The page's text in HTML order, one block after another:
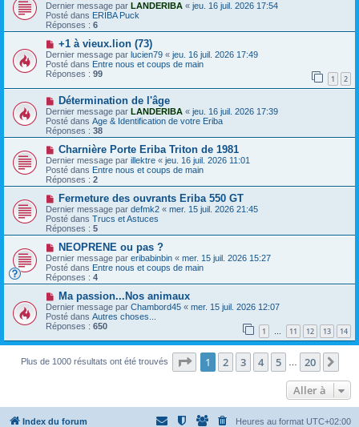
g
e
u
m
e
s
g
e
o
u
v
e
a
u
m
e
s
s
a
g
e
Dernier message par LANDERIBA « jeu. 16 juil. 2026 17:54
Posté dans ERIBA Puck
Réponses : 6
N
o
u
v
e
a
m
e
s
s
a
g
e
+1 à vieux.lion (73)
Dernier message par lucien79 « jeu. 16 juil. 2026 17:49
Posté dans Entre nous et coups de main
Réponses : 99 1 2
N
o
u
v
e
a
m
e
s
s
a
g
e
Détermination de l'âge
Dernier message par LANDERIBA « jeu. 16 juil. 2026 17:39
Posté dans Age & Identification de votre Eriba
Réponses : 38
N
o
u
v
e
a
u
m
e
s
s
a
g
e
Charnière Porte Eriba Triton de 1981
Dernier message par illektre « jeu. 16 juil. 2026 11:01
Posté dans Entre nous et coups de main
Réponses : 2
N
o
u
v
e
a
u
m
e
s
s
a
g
e
Fermeture des ouvrants Eriba 550 GT
Dernier message par defmk2 « mer. 15 juil. 2026 21:45
Posté dans Trucs et Astuces
Réponses : 5
N
o
u
v
e
a
u
m
e
s
s
g
NEOPRENE ou pas ?
Dernier message par eribabinbin « mer. 15 juil. 2026 15:27
Posté dans Entre nous et coups de main
Réponses : 4
N
o
u
v
e
a
m
g
e
Ma passion...Nos animaux
Dernier message par Chambord45 « mer. 15 juil. 2026 12:07
Posté dans Autres choses...
Réponses : 650 1 … 11 12 13 14
Plus de 1000 résultats ont été trouvés Page 1sur20
1 2 3 4 5 20
Aller à
Index du forum Heures au format UTC+02:00